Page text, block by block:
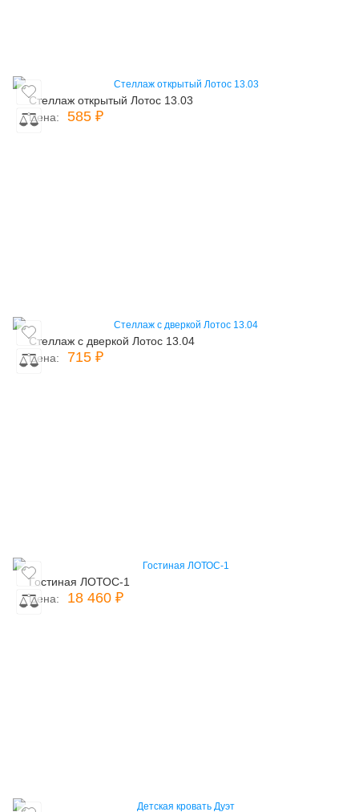
Стеллаж открытый Лотос 13.03
Цена:
585 ₽
Стеллаж с дверкой Лотос 13.04
Цена:
715 ₽
Гостиная ЛОТОС-1
Цена:
18 460 ₽